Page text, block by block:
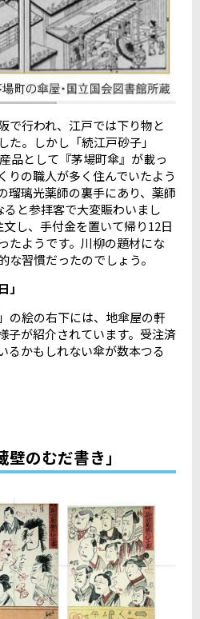
で行われ、江戸では下り物と
た。しかし「続江戸砂子」
品として『茅場町傘』が載っ
りの職人が多く住んでいたよう
瑠璃光薬師の裏手にあり、薬師
と参拝客で大変賑わいまし
し、手付金を置いて帰り12日
たようです。川柳の題材にな
習慣だったのでしょう。
」
の絵の右下には、地傘屋の軒
子が紹介されています。受注済
るかもしれない傘が数本つる
のむだ書き」